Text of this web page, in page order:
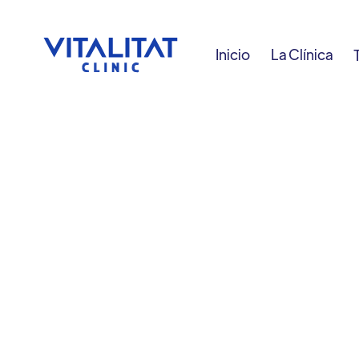
Inicio La Clínica